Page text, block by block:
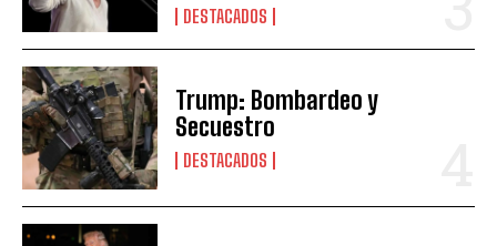
DESTACADOS
Trump: Bombardeo y
Secuestro
DESTACADOS